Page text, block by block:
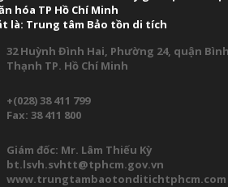
hóa TP Hồ Chí Minh
là: Trung tâm Bảo tồn di tích
32 Huỳnh Đình Hai, Phường 24, quận
Thạnh TP. Hồ Chí Minh
+(028) 38 411 799
Fax: 38 411 800
Giám đốc: Mr. Lâm Thiếu Kỳ
bt.lsvh.svhtt@tphcm.gov.vn
www.trungtambaotonditichtphcm.com